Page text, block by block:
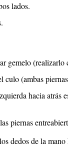
lados.
gemelo (realizarlo
culo (ambas
hacia atrás
piernas
dedos de la